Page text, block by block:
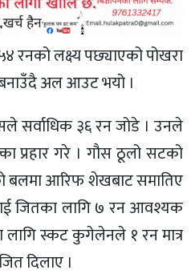
रनको लक्ष्य पछ्याएको पोखरा
अल आउट भयो ।
सर्वाधिक ३६ रन जोडे । उनले
प्रहार गरे । गौस ठूलो सटको
बलमा आरिफ शेखबाट समातिए
जितका लागि ७ रन आवश्यक
लागि स्कट कुगेलेनले १ रन मात्र
दिलाए ।